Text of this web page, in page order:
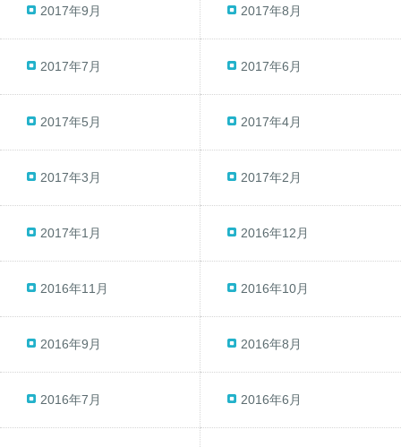
2017年9月 2017年8月
2017年7月 2017年6月
2017年5月 2017年4月
2017年3月 2017年2月
2017年1月 2016年12月
2016年11月 2016年10月
2016年9月 2016年8月
2016年7月 2016年6月